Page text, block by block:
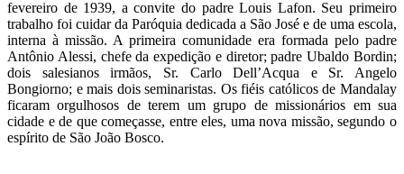
fevereiro de 1939, a convite do padre Louis Lafon. Seu primeiro
trabalho foi cuidar da Paróquia dedicada a São José e de uma escola,
interna à missão. A primeira comunidade era formada pelo padre
Antônio Alessi, chefe da expedição e diretor; padre Ubaldo Bordin;
dois salesianos irmãos, Sr. Carlo Dell’Acqua e Sr. Angelo
Bongiorno; e mais dois seminaristas. Os fiéis católicos de Mandalay
ficaram orgulhosos de terem um grupo de missionários em sua
cidade e de que começasse, entre eles, uma nova missão, segundo o
espírito de São João Bosco.